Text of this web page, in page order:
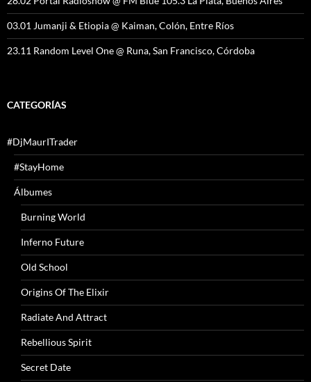
03.01 Jumanji & Etiopia @ Kaiman, Colón, Entre Ríos
23.11 Random Level One @ Runa, San Francisco, Córdoba
CATEGORÍAS
#DjMaurITrader
#StayHome
Álbumes
Burning World
Inferno Future
Old School
Origins Of The Elixir
Radiate And Attract
Rebellious Spirit
Secret Date